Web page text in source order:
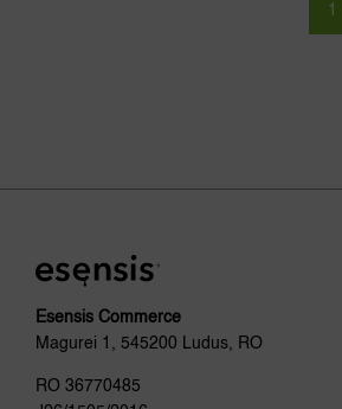
1
Esensis Commerce
Magurei 1, 545200 Ludus, RO
RO 36770485